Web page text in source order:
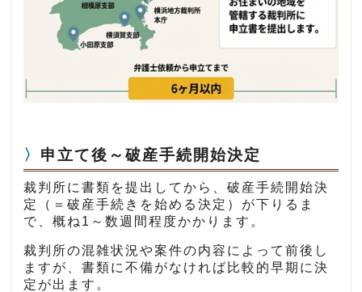
申立て後～破産手続開始決定
裁判所に書類を提出してから、破産手続開始決
定（＝破産手続きを始める決定）が下りるま
で、概ね1～数週間程度かかります。
裁判所の混雑状況や案件の内容によって前後し
ますが、書類に不備がなければ比較的早期に決
定が出ます。